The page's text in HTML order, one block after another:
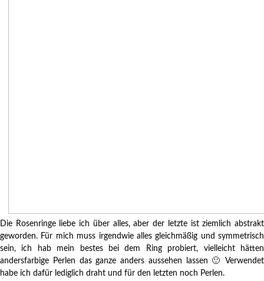
Die Rosenringe liebe ich über alles, aber der letzte ist ziemlich abstrakt
geworden. Für mich muss irgendwie alles gleichmäßig und symmetrisch
sein, ich hab mein bestes bei dem Ring probiert, vielleicht hätten
andersfarbige Perlen das ganze anders aussehen lassen 🙂 Verwendet
habe ich dafür lediglich draht und für den letzten noch Perlen.